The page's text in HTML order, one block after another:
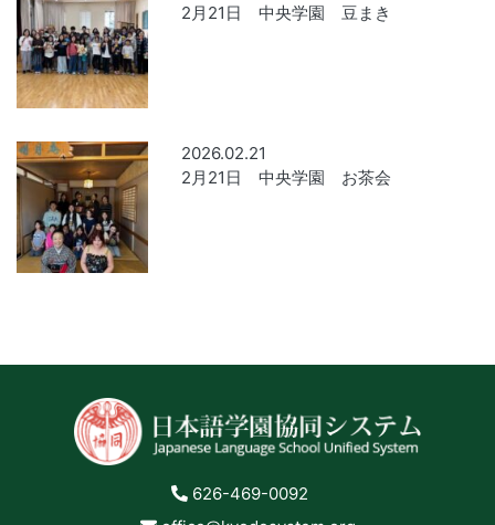
2月21日 中央学園 豆まき
2026.02.21
2月21日 中央学園 お茶会
626-469-0092